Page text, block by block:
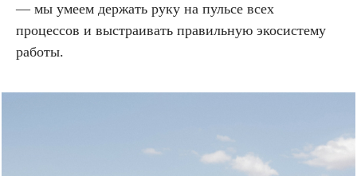
— мы умеем держать руку на пульсе всех
процессов и выстраивать правильную экосистему
работы.